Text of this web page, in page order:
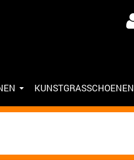
KUNSTGRASSCHOENEN